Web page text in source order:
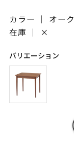
カラー ｜ オーク
在庫 ｜
×
バリエーション